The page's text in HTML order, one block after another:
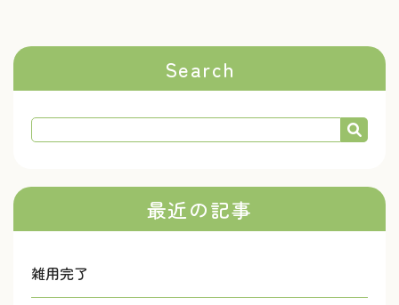
Search
最近の記事
雑用完了